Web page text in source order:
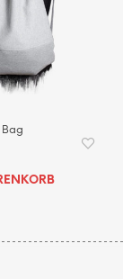
Bag